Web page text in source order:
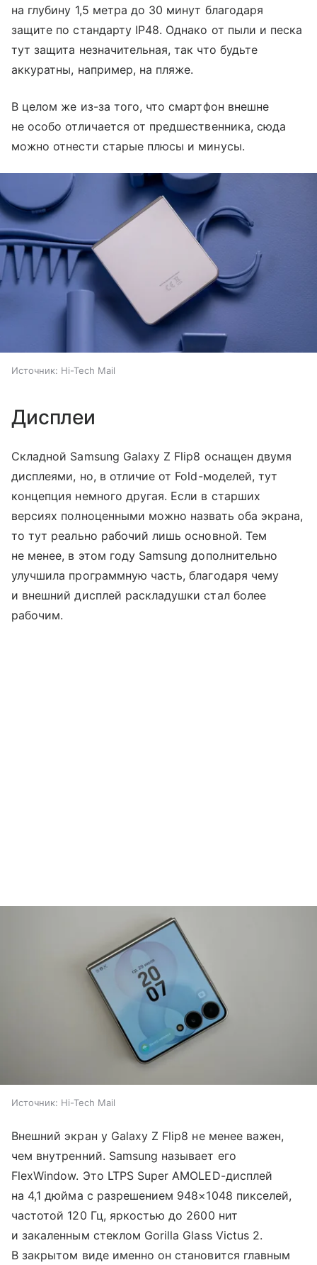
на глубину 1,5 метра до 30 минут благодаря
защите по стандарту IP48. Однако от пыли и песка
тут защита незначительная, так что будьте
аккуратны, например, на пляже.
В целом же из-за того, что смартфон внешне
не особо отличается от предшественника, сюда
можно отнести старые плюсы и минусы.
Источник: Hi-Tech Mail
Дисплеи
Складной Samsung Galaxy Z Flip8 оснащен двумя
дисплеями, но, в отличие от Fold-моделей, тут
концепция немного другая. Если в старших
версиях полноценными можно назвать оба экрана,
то тут реально рабочий лишь основной. Тем
не менее, в этом году Samsung дополнительно
улучшила программную часть, благодаря чему
и внешний дисплей раскладушки стал более
рабочим.
Источник: Hi-Tech Mail
Внешний экран у Galaxy Z Flip8 не менее важен,
чем внутренний. Samsung называет его
FlexWindow. Это LTPS Super AMOLED-дисплей
на 4,1 дюйма с разрешением 948×1048 пикселей,
частотой 120 Гц, яркостью до 2600 нит
и закаленным стеклом Gorilla Glass Victus 2.
В закрытом виде именно он становится главным